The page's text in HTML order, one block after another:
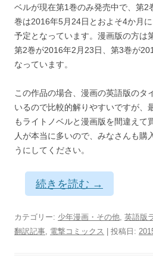
ベルが現在第1巻のみ発売中で、第2
巻は2016年5月24日とおよそ4か月
予定となっています。漫画版の方は
第2巻が2016年2月23日、第3巻が
なっています。
この作品の場合、漫画の英語版のタ
いるので比較的解りやすいですが、
もライトノベルと漫画版を間違えて
人が本当に多いので、みなさんも購
うにしてください。
続きを読む →
カテゴリー: 少年漫画・その他, 英語版
翻訳記事, 電撃コミックス | 投稿日: